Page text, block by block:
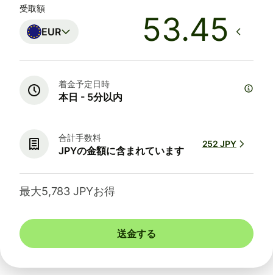
受取額
EUR
着金予定日時
本日 - 5分以内
合計手数料
JPYの金額に含まれています
252 JPY
最大5,783 JPYお得
送金する